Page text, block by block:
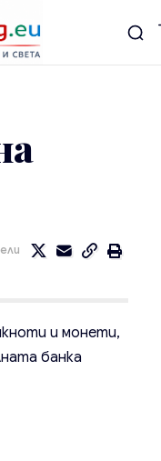
и монети,
банка